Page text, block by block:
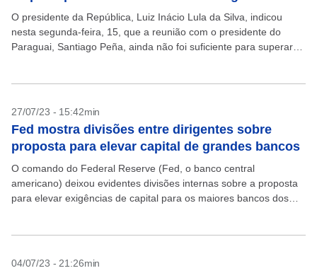
O presidente da República, Luiz Inácio Lula da Silva, indicou
nesta segunda-feira, 15, que a reunião com o presidente do
Paraguai, Santiago Peña, ainda não foi suficiente para superar
27/07/23 - 15:42min
Fed mostra divisões entre dirigentes sobre
proposta para elevar capital de grandes bancos
O comando do Federal Reserve (Fed, o banco central
americano) deixou evidentes divisões internas sobre a proposta
para elevar exigências de capital para os maiores bancos dos
04/07/23 - 21:26min